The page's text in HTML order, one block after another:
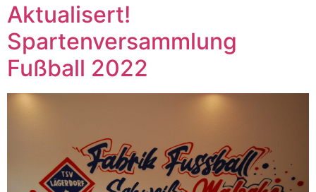
Aktualisert!
Spartenversammlung
Fußball 2022